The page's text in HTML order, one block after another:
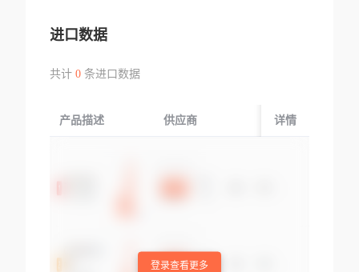
进口数据
共计 0条进口数据
产品描述 供应商 起运国/地区
详情
登录查看更多